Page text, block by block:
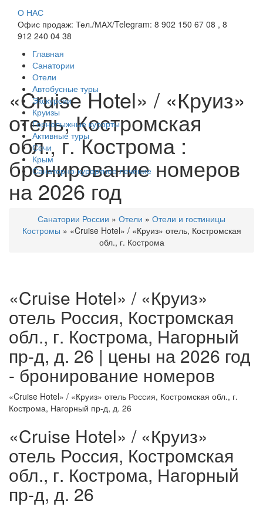
О НАС
Офис продаж: Тел./МАХ/Telegram: 8 902 150 67 08 , 8
912 240 04 38
Главная
Санатории
Отели
Автобусные туры
Экскурсии
Круизы
Горнолыжные курорты
Активные туры
Сочи
Крым
Санаторно-курортное лечение
«Cruise Hotel» / «Круиз»
отель, Костромская
обл., г. Кострома :
бронирование номеров
на 2026 год
Санатории России » Отели » Отели и гостиницы
Костромы » «Cruise Hotel» / «Круиз» отель, Костромская
обл., г. Кострома
«Cruise Hotel» / «Круиз»
отель Россия, Костромская
обл., г. Кострома, Нагорный
пр-д, д. 26 | цены на 2026 год
- бронирование номеров
«Cruise Hotel» / «Круиз» отель Россия, Костромская обл., г.
Кострома, Нагорный пр-д, д. 26
«Cruise Hotel» / «Круиз»
отель Россия, Костромская
обл., г. Кострома, Нагорный
пр-д, д. 26